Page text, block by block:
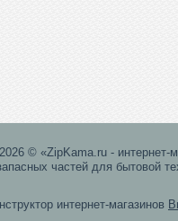
© «ZipKama.ru - интернет-
частей для бытовой
интернет-магазинов